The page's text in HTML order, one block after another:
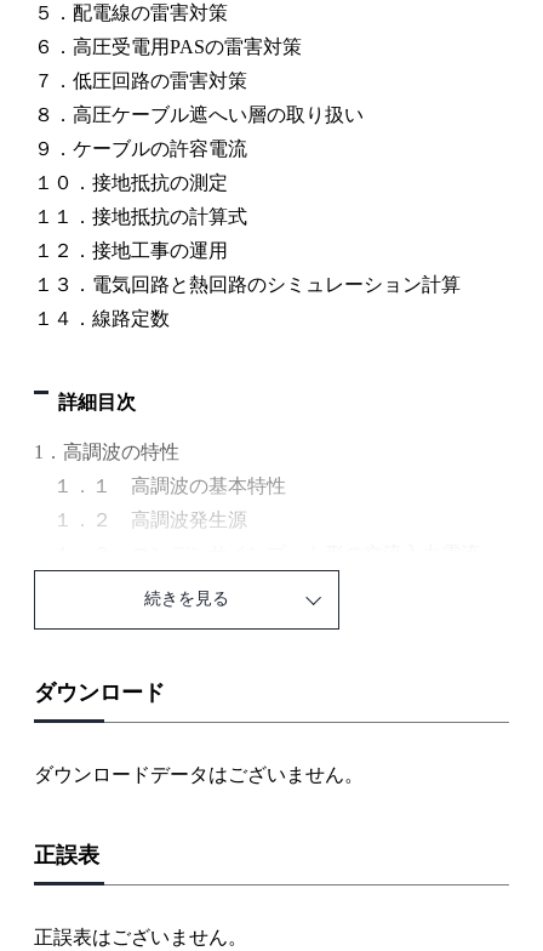
５．配電線の雷害対策
６．高圧受電用PASの雷害対策
７．低圧回路の雷害対策
８．高圧ケーブル遮へい層の取り扱い
９．ケーブルの許容電流
１０．接地抵抗の測定
１１．接地抵抗の計算式
１２．接地工事の運用
１３．電気回路と熱回路のシミュレーション計算
１４．線路定数
詳細目次
1．高調波の特性
１．１ 高調波の基本特性
１．２ 高調波発生源
１．４ 第3高調波の特性
２．１ 高調波耐量と直列リアクトルの選定
２．２ 高調波引き込み現象
３．１ 整流回路の交流入力電流
３．３ ひずみ波形の分析
４．１ 雷現象
続きを見る
ダウンロード
ダウンロードデータはございません。
正誤表
正誤表はございません。